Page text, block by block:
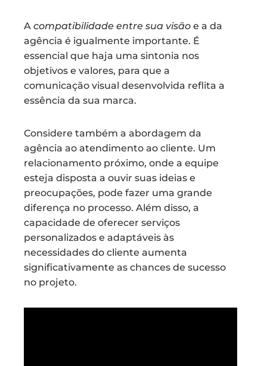
A compatibilidade entre sua visão e a da
agência é igualmente importante. É
essencial que haja uma sintonia nos
objetivos e valores, para que a
comunicação visual desenvolvida reflita a
essência da sua marca.
Considere também a abordagem da
agência ao atendimento ao cliente. Um
relacionamento próximo, onde a equipe
esteja disposta a ouvir suas ideias e
preocupações, pode fazer uma grande
diferença no processo. Além disso, a
capacidade de oferecer serviços
personalizados e adaptáveis às
necessidades do cliente aumenta
significativamente as chances de sucesso
no projeto.